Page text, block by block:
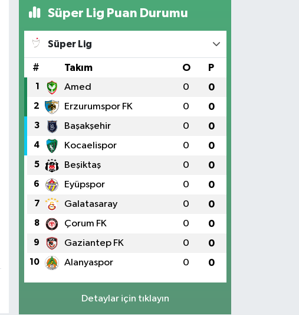
Süper Lig Puan Durumu
Süper Lig
# Takım O P
1 Amed 0 0
2 Erzurumspor FK 0 0
3 Başakşehir 0 0
4 Kocaelispor 0 0
5 Beşiktaş 0 0
6 Eyüpspor 0 0
7 Galatasaray 0 0
8 Çorum FK 0 0
9 Gaziantep FK 0 0
10 Alanyaspor 0 0
Detaylar için tıklayın